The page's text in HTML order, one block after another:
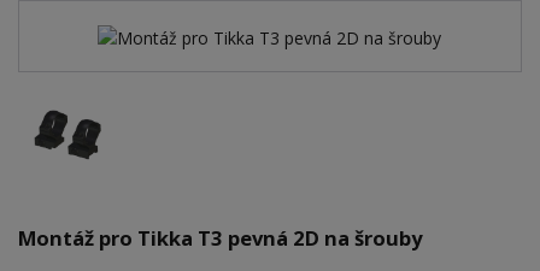
Montáž pro Tikka T3 pevná 2D na šrouby